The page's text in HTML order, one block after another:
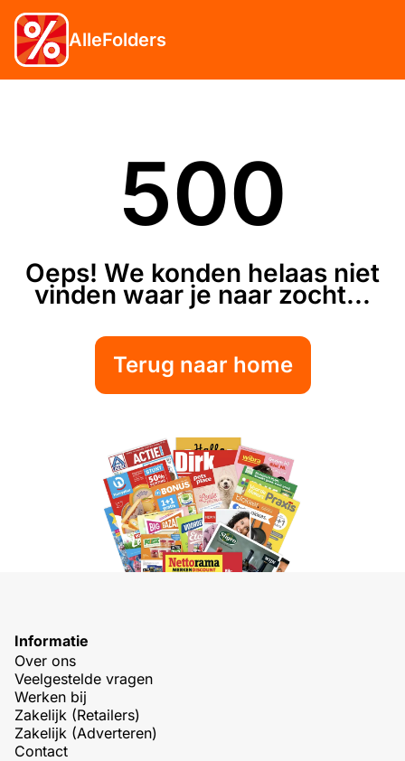
AlleFolders
500
Oeps! We konden helaas niet
vinden waar je naar zocht...
Terug naar home
Informatie
Over ons
Veelgestelde vragen
Werken bij
Zakelijk (Retailers)
Zakelijk (Adverteren)
Contact